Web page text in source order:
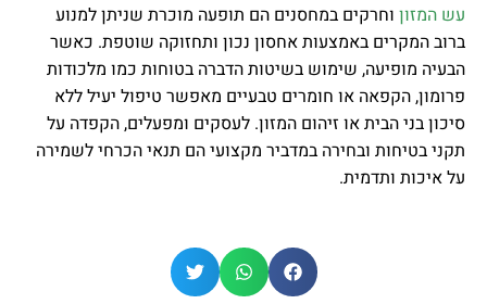
עש המזון וחרקים במחסנים הם תופעה מוכרת שניתן למנוע
ברוב המקרים באמצעות אחסון נכון ותחזוקה שוטפת. כאשר
הבעיה מופיעה, שימוש בשיטות הדברה בטוחות כמו מלכודות
פרומון, הקפאה או חומרים טבעיים מאפשר טיפול יעיל ללא
סיכון בני הבית או זיהום המזון. לעסקים ומפעלים, הקפדה על
תקני בטיחות ובחירה במדביר מקצועי הם תנאי הכרחי לשמירה
על איכות ותדמית.